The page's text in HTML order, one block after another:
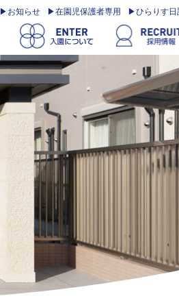
お知らせ 在園児保護者専用 ひらりす日